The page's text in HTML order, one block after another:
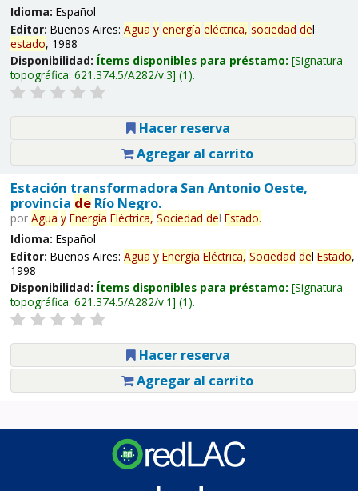
Idioma: Español
Editor: Buenos Aires: Agua y energía eléctrica, sociedad del
estado, 1988
Disponibilidad: Ítems disponibles para préstamo: Signatura
topográfica: 621.374.5/A282/v.3 (1).
Hacer reserva
Agregar al carrito
Estación transformadora San Antonio Oeste,
provincia deRío Negro.
por Agua y Energía Eléctrica, Sociedad del Estado.
Idioma: Español
Editor: Buenos Aires: Agua y Energía Eléctrica, Sociedad del Estado,
1998
Disponibilidad: Ítems disponibles para préstamo: Signatura
topográfica: 621.374.5/A282/v.1 (1).
Hacer reserva
Agregar al carrito